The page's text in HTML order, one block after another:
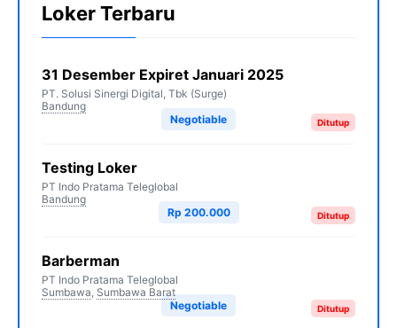
Loker Terbaru
31 Desember Expiret Januari 2025
PT. Solusi Sinergi Digital, Tbk (Surge)
Bandung
Ditutup
Negotiable
Testing Loker
PT Indo Pratama Teleglobal
Bandung
Ditutup
Rp 200.000
Barberman
PT Indo Pratama Teleglobal
Sumbawa Sumbawa Barat
Ditutup
Negotiable